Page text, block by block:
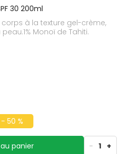
30 200ml
à la texture gel-crème,
Monoï de Tahiti.
50 %
panier - 1 +